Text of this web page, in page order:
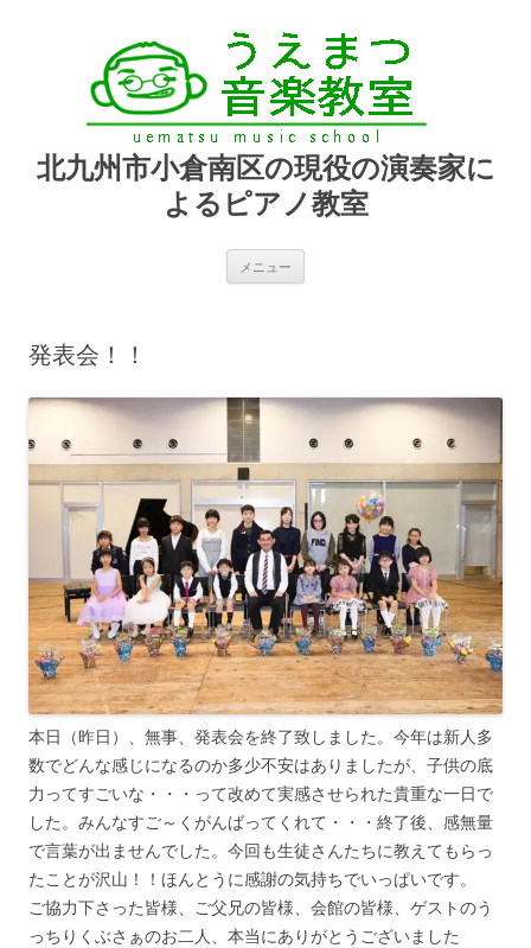
北九州市小倉南区の現役の演奏家に
よるピアノ教室
メニュー
プ
発表会！！
本日（昨日）、無事、発表会を終了致しました。今年は新人多
数でどんな感じになるのか多少不安はありましたが、子供の底
力ってすごいな・・・って改めて実感させられた貴重な一日で
した。みんなすご～くがんばってくれて・・・終了後、感無量
で言葉が出ませんでした。今回も生徒さんたちに教えてもらっ
たことが沢山！！ほんとうに感謝の気持ちでいっぱいです。
ご協力下さった皆様、ご父兄の皆様、会館の皆様、ゲストのう
っちりくぶさぁのお二人、本当にありがとうございました